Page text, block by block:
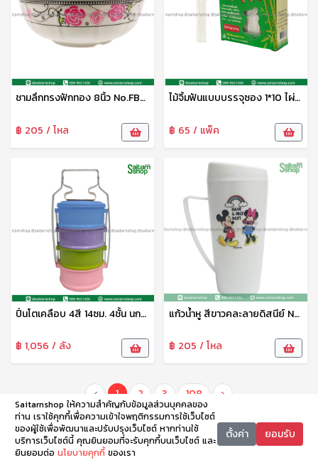
ชามลึกทรงฟักทอง 8นิ้ว No.FB3308 หงษ์ทอง
฿ 205 / โหล
ไม้จิ้มฟันแบบบรรจุซอง 1*10 ไผ่สวย
฿ 65 / แพ็ค
ปิ่นโตเคลือบ 4สี 14ซม. 4ชั้น นกพิราบ
฿ 1,056 / ลัง
แก้วน้ำหู สีขาวคละลายดิสนีย์ No.09-02-DN เบสกลาส
฿ 205 / โหล
‹ 1 2 3 108 ›
Saitarnshop ให้ความสำคัญกับข้อมูลส่วนบุคคลของ
ท่าน เราใช้คุกกี้เพื่อความเข้าใจพฤติกรรมการใช้เว็บไซต์
ของผู้ใช้เพื่อพัฒนาและปรับปรุงเว็บไซต์ หากท่านใช้
บริการเว็บไซต์นี้ คุณยินยอมที่จะรับคุกกี้บนเว็บไซต์ และ
ยินยอมต่อ นโยบายคุกกี้ ของเรา
ตั้งค่า ยอมรับ